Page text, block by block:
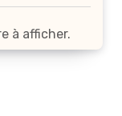
à afficher.